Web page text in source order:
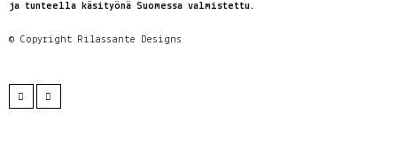
ja tunteella käsityönä Suomessa valmistettu.
© Copyright Rilassante Designs